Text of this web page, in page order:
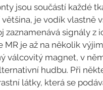
jsou součástí každé
je vodík vlastně
zaznamenává signály
MR je až na několik
válcovitý magnet, v
hudbu. Při
látky, která se